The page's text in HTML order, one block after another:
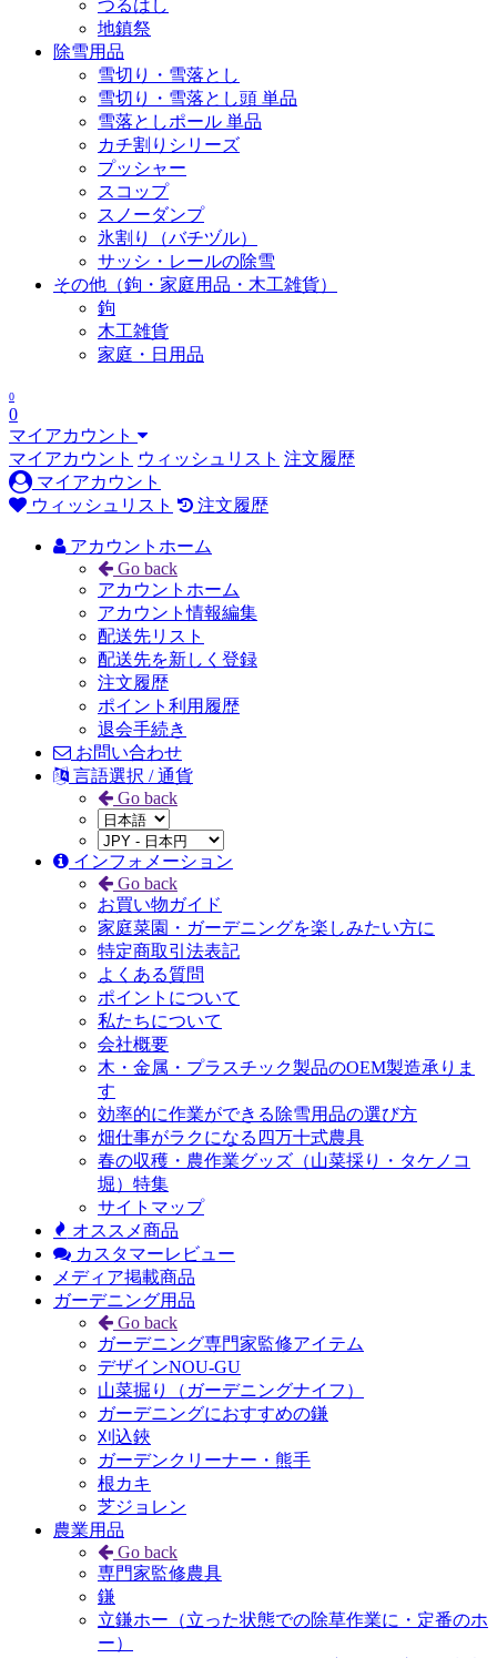
つるはし
地鎮祭
除雪用品
雪切り・雪落とし
雪切り・雪落とし頭 単品
雪落としポール 単品
カチ割りシリーズ
プッシャー
スコップ
スノーダンプ
氷割り（バチヅル）
サッシ・レールの除雪
その他（鉤・家庭用品・木工雑貨）
鉤
木工雑貨
家庭・日用品
0
0
マイアカウント
マイアカウント ウィッシュリスト 注文履歴
マイアカウント
ウィッシュリスト
注文履歴
アカウントホーム
Go back
アカウントホーム
アカウント情報編集
配送先リスト
配送先を新しく登録
注文履歴
ポイント利用履歴
退会手続き
お問い合わせ
言語選択 / 通貨
Go back
インフォメーション
Go back
お買い物ガイド
家庭菜園・ガーデニングを楽しみたい方に
特定商取引法表記
よくある質問
ポイントについて
私たちについて
会社概要
木・金属・プラスチック製品のOEM製造承りま
す
効率的に作業ができる除雪用品の選び方
畑仕事がラクになる四万十式農具
春の収穫・農作業グッズ（山菜採り・タケノコ
堀）特集
サイトマップ
オススメ商品
カスタマーレビュー
メディア掲載商品
ガーデニング用品
Go back
ガーデニング専門家監修アイテム
デザインNOU-GU
山菜掘り（ガーデニングナイフ）
ガーデニングにおすすめの鎌
刈込鋏
ガーデンクリーナー・熊手
根カキ
芝ジョレン
農業用品
Go back
専門家監修農具
鎌
立鎌ホー（立った状態での除草作業に・定番のホ
ー）